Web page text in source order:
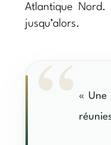
Atlantique
jusqu’alors.
« Une